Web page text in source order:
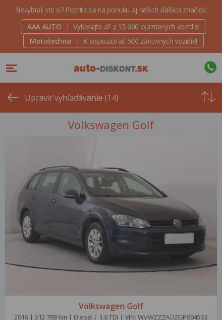
Nevybrali ste si? Pozrite sa na ponuku aj našich ďalších značiek:
AAA AUTO
Vyberajte až z 15 000 ojazdených vozidiel
Mototechna
K dispozícii až 500 zánovných vozidiel
Upraviť vyhľadávanie (14)
ceny
Volkswagen Golf
Volkswagen Golf
2016 | 312 788 km | Diesel | 1.6 TDI | VIN: WVWZZZAUZGP604533